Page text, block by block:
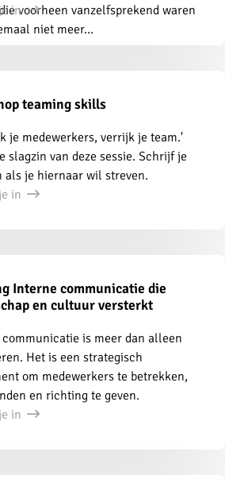
voorheen vanzelfsprekend waren
niet meer...
in
teaming skills
je medewerkers, verrijk je team.'
slagzin van deze sessie. Schrijf je
als je hiernaar wil streven.
in
Interne communicatie die
en cultuur versterkt
is meer dan alleen
Het is een strategisch
om medewerkers te betrekken,
en richting te geven.
in